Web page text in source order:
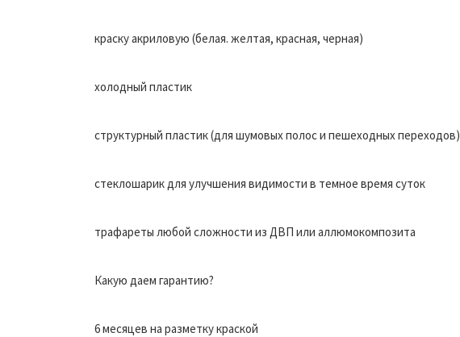
краску акриловую (белая. желтая, красная, черная)
холодный пластик
структурный пластик (для шумовых полос и пешеходных переходов)
стеклошарик для улучшения видимости в темное время суток
трафареты любой сложности из ДВП или аллюмокомпозита
Какую даем гарантию?
6 месяцев на разметку краской